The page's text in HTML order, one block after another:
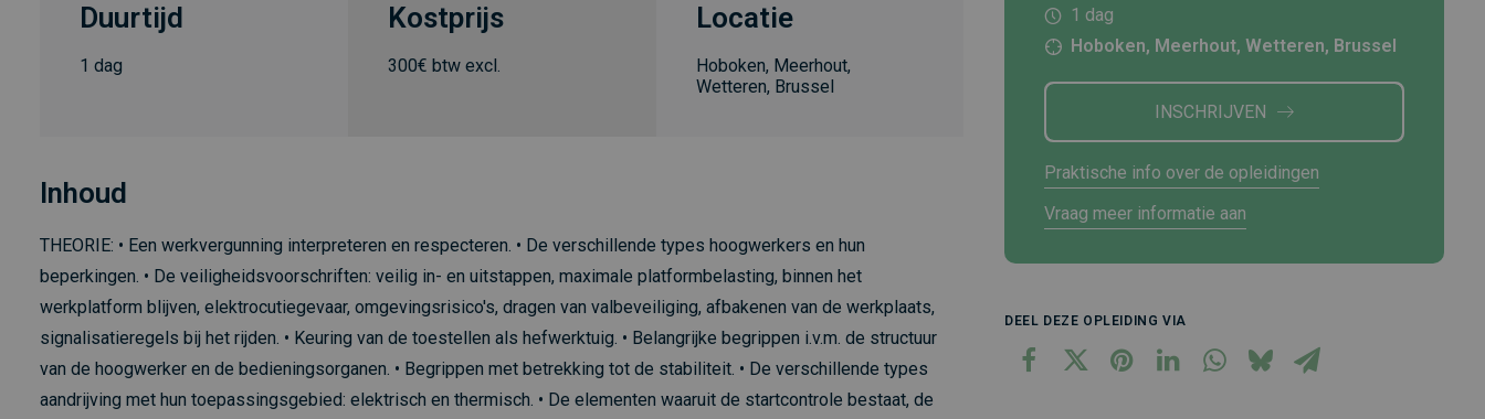
Duurtijd
1 dag
Kostprijs
300€ btw excl.
Locatie
Hoboken, Meerhout,
Wetteren, Brussel
Inhoud
THEORIE: • Een werkvergunning interpreteren en respecteren. • De verschillende types hoogwerkers en hun
beperkingen. • De veiligheidsvoorschriften: veilig in- en uitstappen, maximale platformbelasting, binnen het
werkplatform blijven, elektrocutiegevaar, omgevingsrisico's, dragen van valbeveiliging, afbakenen van de werkplaats,
signalisatieregels bij het rijden. • Keuring van de toestellen als hefwerktuig. • Belangrijke begrippen i.v.m. de structuur
van de hoogwerker en de bedieningsorganen. • Begrippen met betrekking tot de stabiliteit. • De verschillende types
aandrijving met hun toepassingsgebied: elektrisch en thermisch. • De elementen waaruit de startcontrole bestaat, de
1 dag
Hoboken, Meerhout, Wetteren, Brussel
INSCHRIJVEN
Praktische info over de opleidingen
Vraag meer informatie aan
DEEL DEZE OPLEIDING VIA